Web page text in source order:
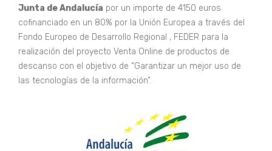
Junta de Andalucía por un importe de 4150 euros
cofinanciado en un 80% por la Unión Europea a través del
Fondo Europeo de Desarrollo Regional , FEDER para la
realización del proyecto Venta Online de productos de
descanso con el objetivo de “Garantizar un mejor uso de
las tecnologías de la información”.